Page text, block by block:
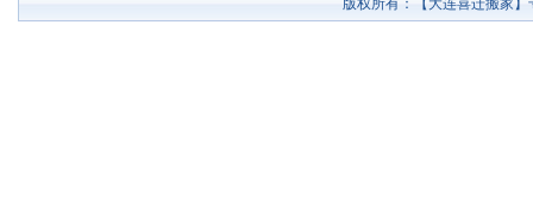
版权所有：【大连喜迁搬家】